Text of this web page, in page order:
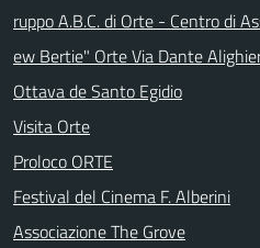
ruppo A.B.C. di Orte - Centro di
ew Bertie" Orte Via Dante
Ottava de Santo Egidio
Visita Orte
Proloco ORTE
Festival del Cinema F. Alberini
Associazione The Grove